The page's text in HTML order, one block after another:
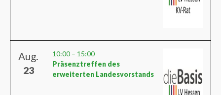
Aug.
23
10:00 – 15:00
Präsenztreffen des
erweiterten Landesvorstands